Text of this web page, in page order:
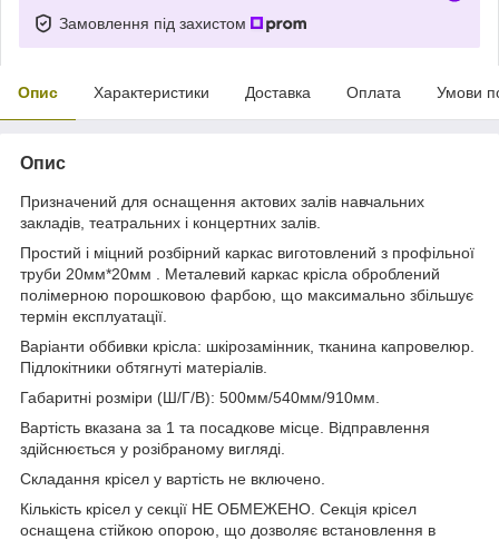
Замовлення під захистом
Опис Характеристики Доставка Оплата Умови
Опис
Призначений для оснащення актових залів навчальних
закладів, театральних і концертних залів.
Простий і міцний розбірний каркас виготовлений з профільної
труби 20мм*20мм . Металевий каркас крісла оброблений
полімерною порошковою фарбою, що максимально збільшує
термін експлуатації.
Варіанти оббивки крісла: шкірозамінник, тканина капровелюр.
Підлокітники обтягнуті матеріалів.
Габаритні розміри (Ш/Г/В): 500мм/540мм/910мм.
Вартість вказана за 1 та посадкове місце. Відправлення
здійснюється у розібраному вигляді.
Складання крісел у вартість не включено.
Кількість крісел у секції НЕ ОБМЕЖЕНО. Секція крісел
оснащена стійкою опорою, що дозволяє встановлення в